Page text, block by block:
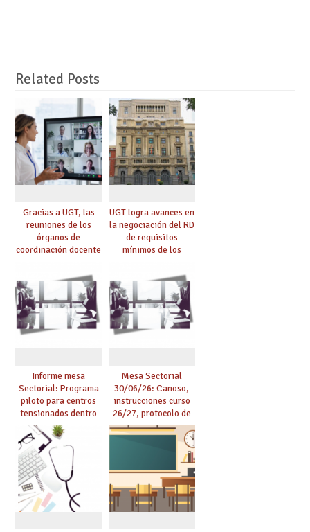
Related Posts
Gracias a UGT, las
reuniones de los
órganos de
coordinación docente
de manera
telemática, sin exigir
presencialidad en el
centro
UGT logra avances en
la negociación del RD
de requisitos
mínimos de los
exige al Ministerio
que los compromisos
se materialicen con
la mayor agilidad
posible
Informe mesa
Sectorial: Programa
piloto para centros
tensionados dentro
del marco del
Acuerdo de Mejoras y
evaluación del curso
25/26
Mesa Sectorial
30/06/26: Canoso,
instrucciones curso
26/27, protocolo de
agresiones.